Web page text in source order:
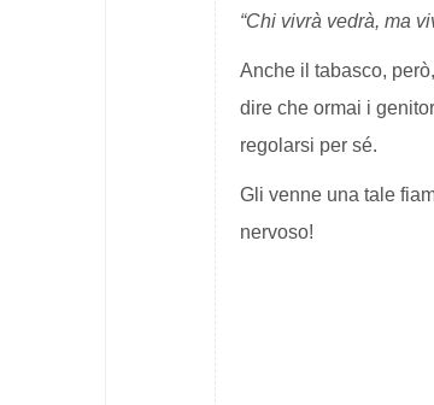
“Chi vivrà vedrà, ma
Anche il tabasco,
dire che ormai i
regolarsi per sé.
Gli venne una tale
nervoso!